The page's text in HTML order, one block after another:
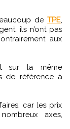
de TPE
ils n’ont pas
aux
sur la même
de référence à
car les prix
axes,